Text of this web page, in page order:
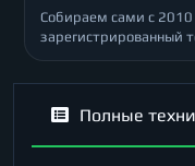
Собираем сами с 2010
зарегистрированный
Полные